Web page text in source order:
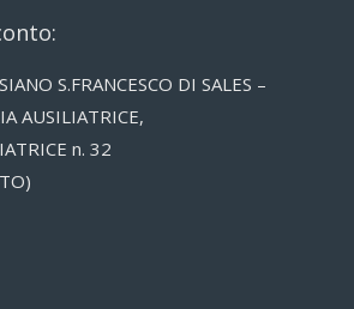
S.FRANCESCO DI SALES –
AUSILIATRICE,
n. 32